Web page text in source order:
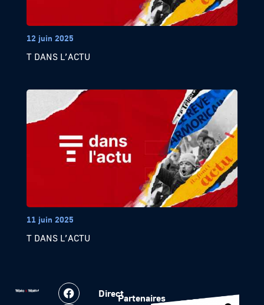
12 juin 2025
T DANS L’ACTU
11 juin 2025
T DANS L’ACTU
DirectPartenaires